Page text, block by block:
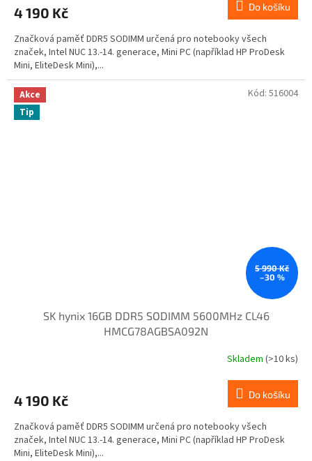
4 190 Kč Do košíku
Značková paměť DDR5 SODIMM určená pro notebooky všech
značek, Intel NUC 13.-14. generace, Mini PC (například HP ProDesk
Mini, EliteDesk Mini),...
Akce
Tip
5 990 Kč
–30 %
SK hynix 16GB DDR5 SODIMM 5600MHz CL46
HMCG78AGBSA092N
Skladem (>10 ks)
4 190 Kč Do košíku
Značková paměť DDR5 SODIMM určená pro notebooky všech
značek, Intel NUC 13.-14. generace, Mini PC (například HP ProDesk
Mini, EliteDesk Mini),...
Kód: 516004